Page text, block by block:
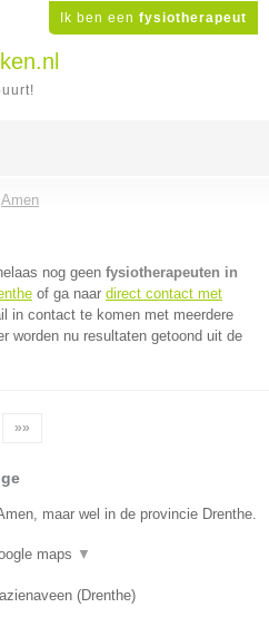
Ik ben een fysiotherapeut
Amen
nog geen fysiotherapeuten in
of ga naar direct contact met
in contact te komen met meerdere
worden nu resultaten getoond uit de
»»
maar wel in de provincie Drenthe.
maps ▼
(Drenthe)